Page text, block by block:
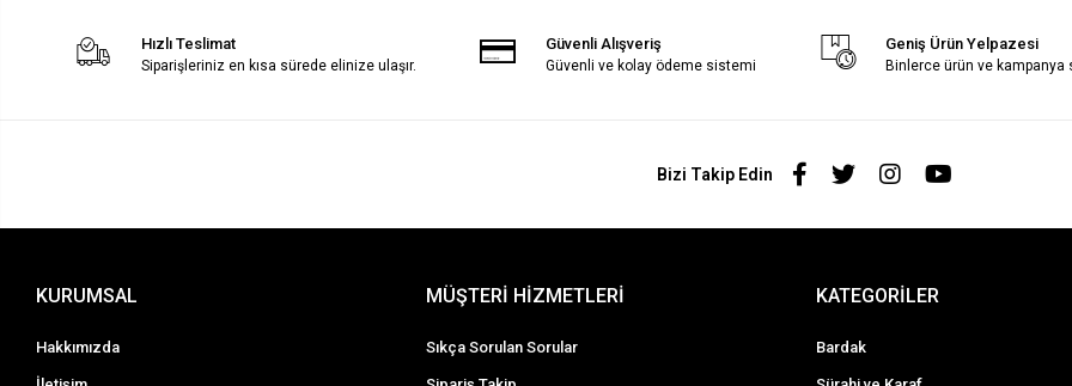
Hızlı Teslimat
Siparişleriniz en kısa sürede elinize ulaşır.
Güvenli Alışveriş
Güvenli ve kolay ödeme sistemi
Geniş Ürün Yelpazesi
Binlerce ürün ve kampanya
Bizi Takip Edin
KURUMSAL
Hakkımızda
MÜŞTERİ HİZMETLERİ
Sıkça Sorulan Sorular
KATEGORİLER
Bardak